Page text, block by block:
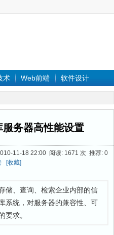
术 Web前端 软件设计
务器高性能设置
11-18 22:00 阅读: 1671 次 推荐: 0
[收藏]
储、查询、检索企业内部的信
系统，对服务器的兼容性、可
要求。